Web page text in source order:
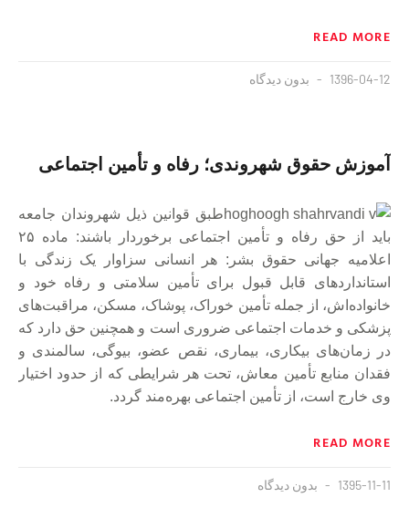
READ MORE
1396-04-12 بدون دیدگاه
آموزش حقوق شهروندی؛ رفاه و تأمين اجتماعى
طبق قوانين ذيل شهروندان جامعه
بايد از حق رفاه و تأمين اجتماعى برخوردار باشند: ماده ٢۵
اعلاميه جهانى حقوق بشر: هر انسانی سزاوار یک زندگی با
استانداردهای قابل قبول برای تأمین سلامتی و رفاه خود و
خانواده‌اش، از جمله تأمین خوراک، پوشاک، مسکن، مراقبت‌های
پزشکی و خدمات اجتماعی ضروری است و همچنین حق دارد که
در زمان‌های بیکاری، بیماری، نقص عضو، بیوگی، سالمندی و
فقدان منابع تأمین معاش، تحت هر شرایطی که از حدود اختیار
وی خارج است، از تأمین اجتماعی بهره‌مند گردد.
READ MORE
1395-11-11 بدون دیدگاه